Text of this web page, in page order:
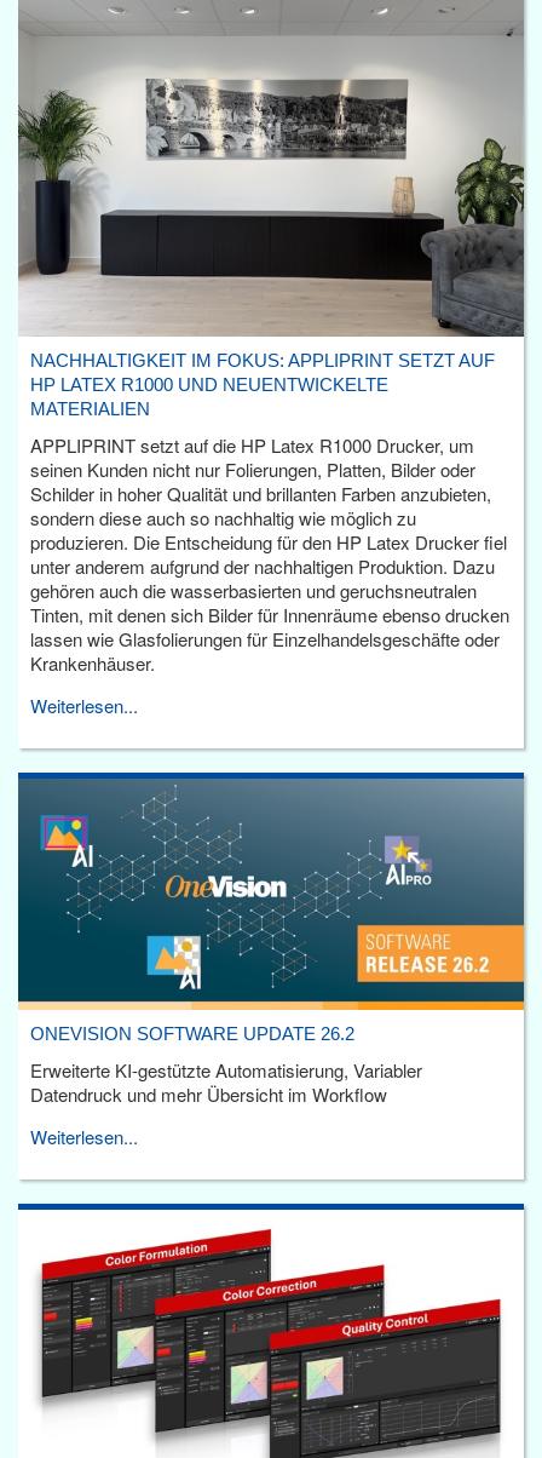
NACHHALTIGKEIT IM FOKUS: APPLIPRINT SETZT AUF
HP LATEX R1000 UND NEUENTWICKELTE
MATERIALIEN
APPLIPRINT setzt auf die HP Latex R1000 Drucker, um
seinen Kunden nicht nur Folierungen, Platten, Bilder oder
Schilder in hoher Qualität und brillanten Farben anzubieten,
sondern diese auch so nachhaltig wie möglich zu
produzieren. Die Entscheidung für den HP Latex Drucker fiel
unter anderem aufgrund der nachhaltigen Produktion. Dazu
gehören auch die wasserbasierten und geruchsneutralen
Tinten, mit denen sich Bilder für Innenräume ebenso drucken
lassen wie Glasfolierungen für Einzelhandelsgeschäfte oder
Krankenhäuser.
Weiterlesen...
ONEVISION SOFTWARE UPDATE 26.2
Erweiterte KI-gestützte Automatisierung, Variabler
Datendruck und mehr Übersicht im Workflow
Weiterlesen...